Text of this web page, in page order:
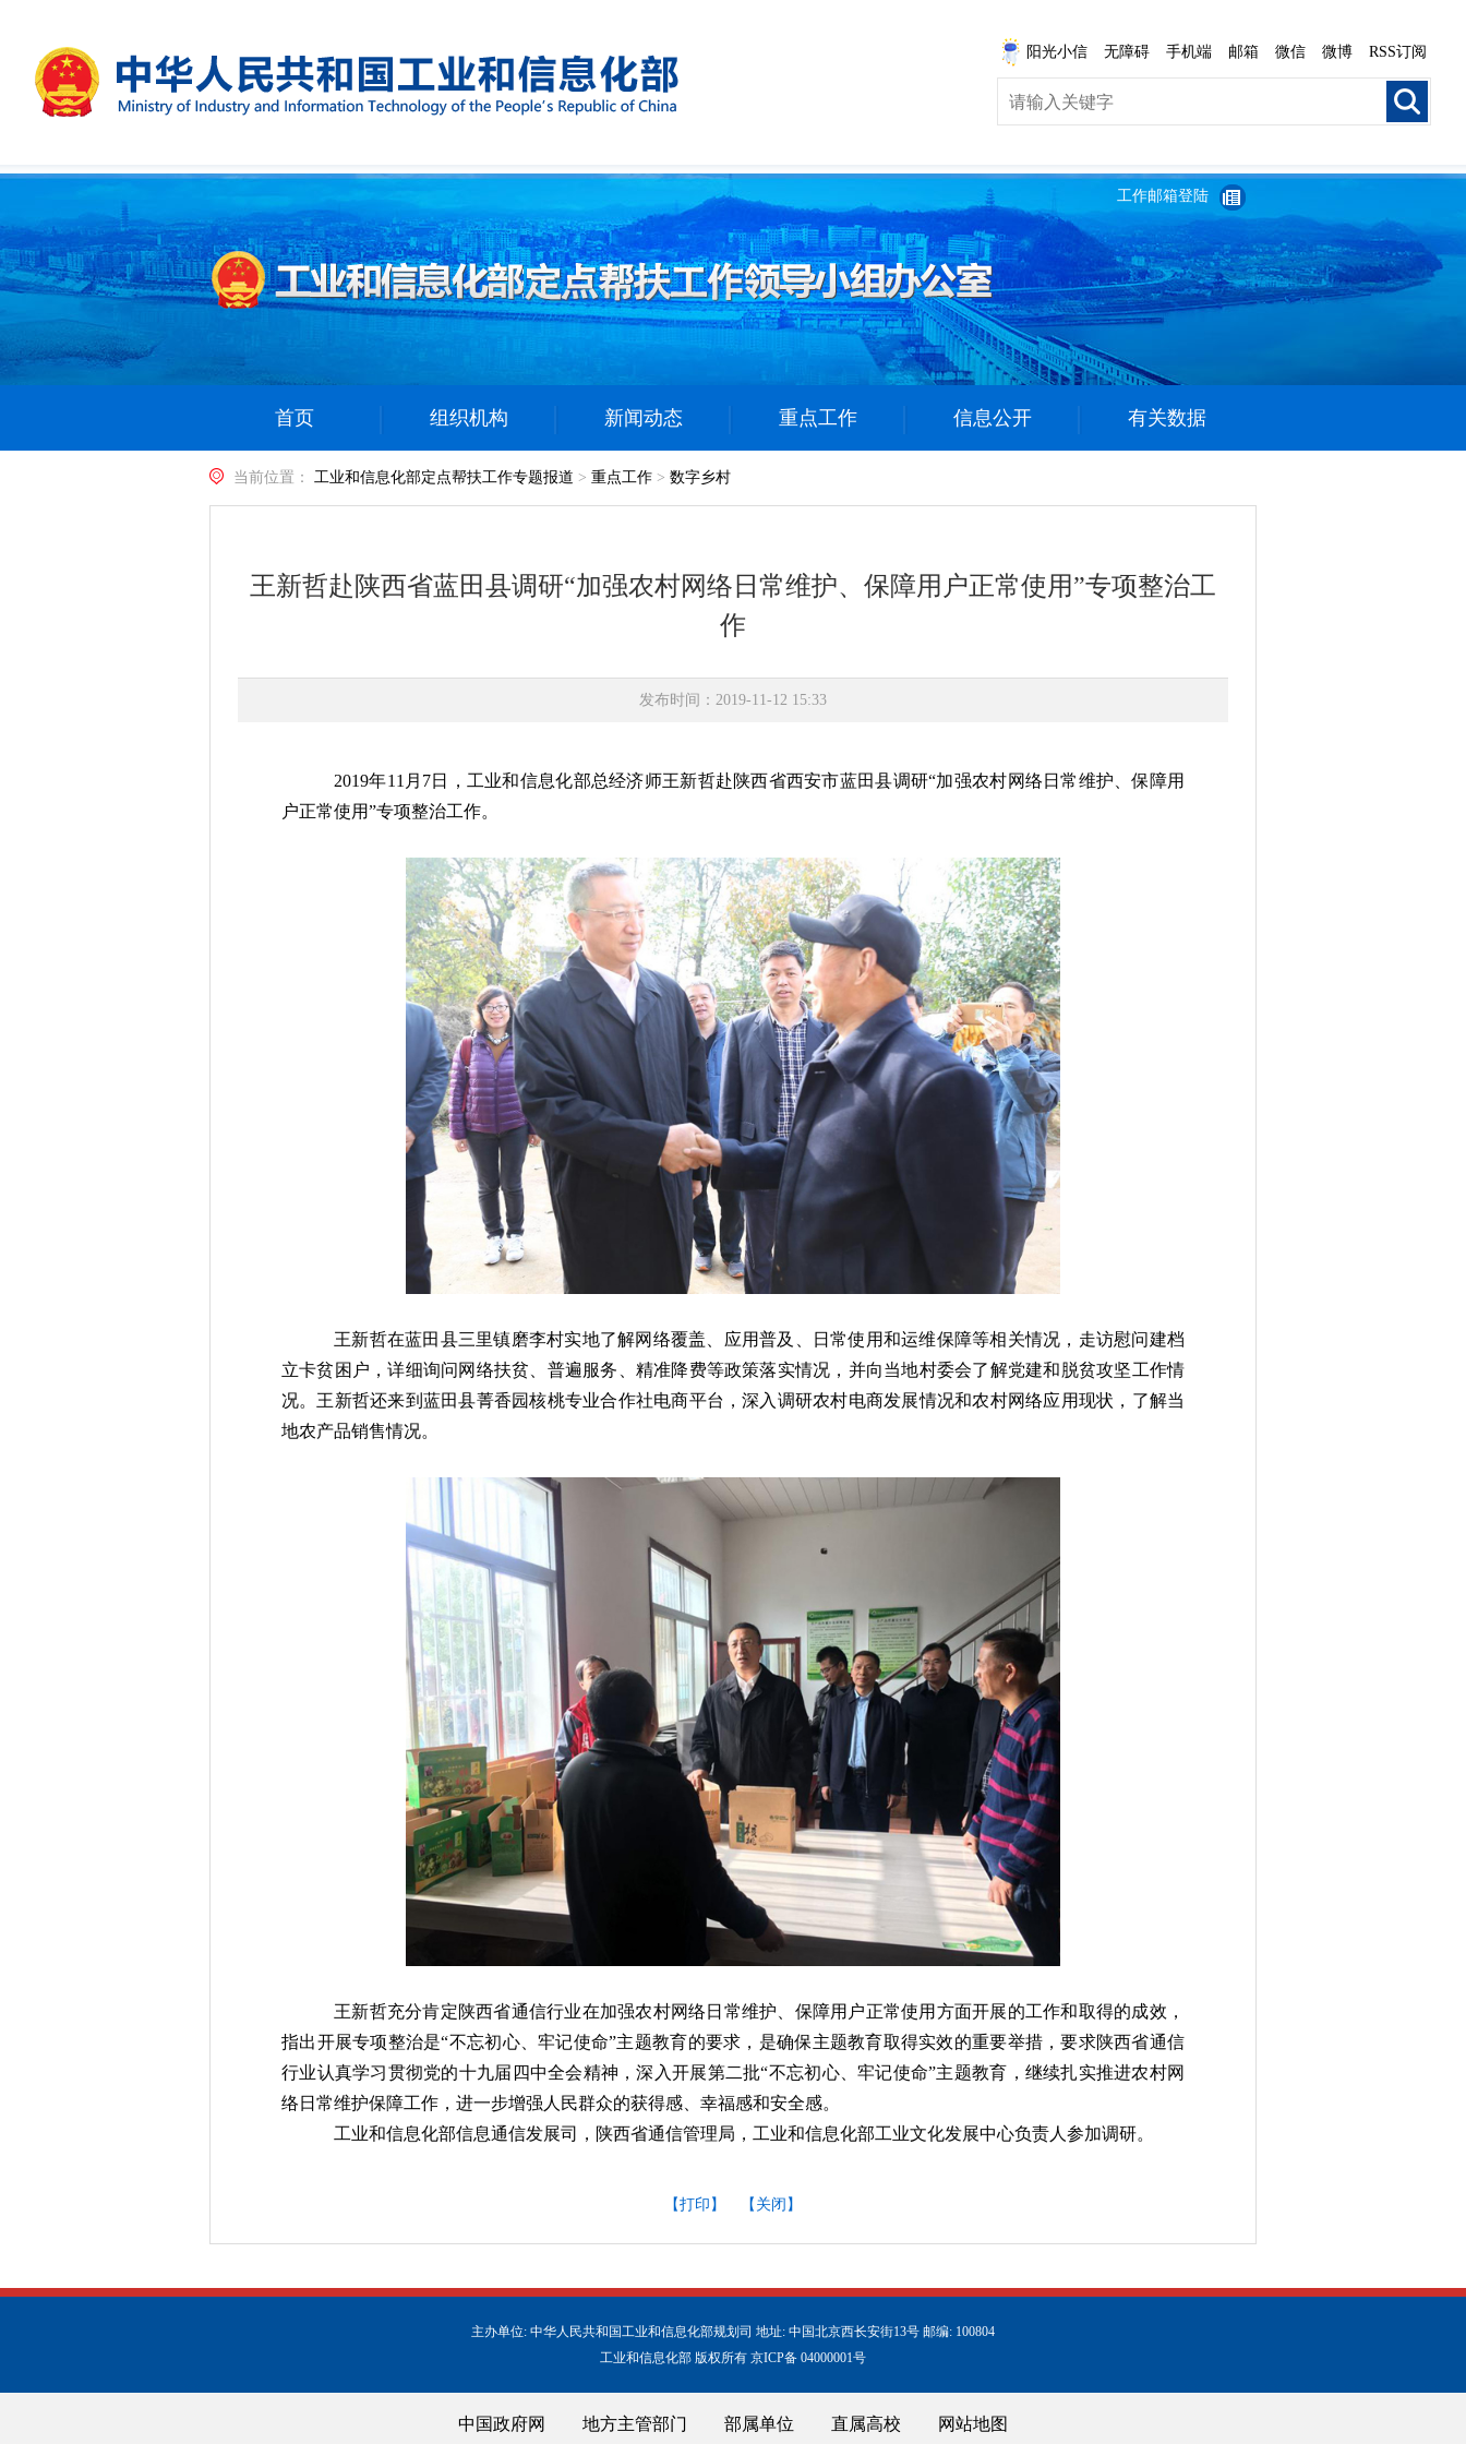
阳光小信 无障碍 手机端 邮箱 微信 微博 RSS订阅
工作邮箱登陆
首页 组织机构 新闻动态 重点工作 信息公开 有关数据
当前位置： 工业和信息化部定点帮扶工作专题报道 > 重点工作 > 数字乡村
王新哲赴陕西省蓝田县调研“加强农村网络日常维护、保障用户正常使用”专项整治工
作
发布时间：2019-11-12 15:33
2019年11月7日，工业和信息化部总经济师王新哲赴陕西省西安市蓝田县调研“加强农村网络日常维护、保障用
户正常使用”专项整治工作。
王新哲在蓝田县三里镇磨李村实地了解网络覆盖、应用普及、日常使用和运维保障等相关情况，走访慰问建档
立卡贫困户，详细询问网络扶贫、普遍服务、精准降费等政策落实情况，并向当地村委会了解党建和脱贫攻坚工作情
况。王新哲还来到蓝田县菁香园核桃专业合作社电商平台，深入调研农村电商发展情况和农村网络应用现状，了解当
地农产品销售情况。
王新哲充分肯定陕西省通信行业在加强农村网络日常维护、保障用户正常使用方面开展的工作和取得的成效，
指出开展专项整治是“不忘初心、牢记使命”主题教育的要求，是确保主题教育取得实效的重要举措，要求陕西省通信
行业认真学习贯彻党的十九届四中全会精神，深入开展第二批“不忘初心、牢记使命”主题教育，继续扎实推进农村网
络日常维护保障工作，进一步增强人民群众的获得感、幸福感和安全感。
工业和信息化部信息通信发展司，陕西省通信管理局，工业和信息化部工业文化发展中心负责人参加调研。
【打印】 【关闭】
主办单位: 中华人民共和国工业和信息化部规划司 地址: 中国北京西长安街13号 邮编: 100804
工业和信息化部 版权所有 京ICP备 04000001号
中国政府网 地方主管部门 部属单位 直属高校 网站地图